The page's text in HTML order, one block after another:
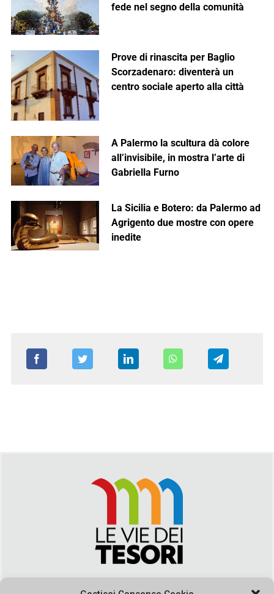
fede nel segno della comunità
Prove di rinascita per Baglio
Scorzadenaro: diventerà un
centro sociale aperto alla città
A Palermo la scultura dà colore
all’invisibile, in mostra l’arte di
Gabriella Furno
La Sicilia e Botero: da Palermo ad
Agrigento due mostre con opere
inedite